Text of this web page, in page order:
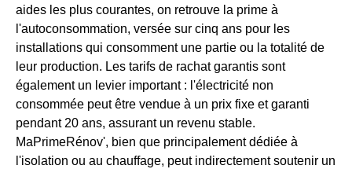
aides les plus courantes, on retrouve la prime à
l'autoconsommation, versée sur cinq ans pour les
installations qui consomment une partie ou la totalité de
leur production. Les tarifs de rachat garantis sont
également un levier important : l'électricité non
consommée peut être vendue à un prix fixe et garanti
pendant 20 ans, assurant un revenu stable.
MaPrimeRénov', bien que principalement dédiée à
l'isolation ou au chauffage, peut indirectement soutenir un